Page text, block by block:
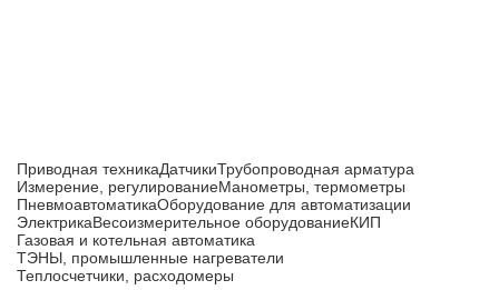
Приводная техникаДатчикиТрубопроводная арматура
Измерение, регулированиеМанометры, термометры
ПневмоавтоматикаОборудование для автоматизации
ЭлектрикаВесоизмерительное оборудованиеКИП
Газовая и котельная автоматика
ТЭНЫ, промышленные нагреватели
Теплосчетчики, расходомеры